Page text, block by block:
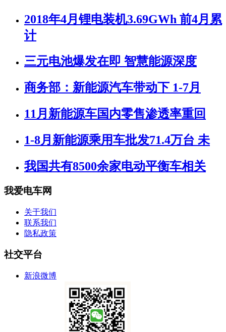
2018年4月锂电装机3.69GWh 前4月累
计
三元电池爆发在即 智慧能源深度
商务部：新能源汽车带动下 1-7月
11月新能源车国内零售渗透率重回
1-8月新能源乘用车批发71.4万台 未
我国共有8500余家电动平衡车相关
我爱电车网
关于我们
联系我们
隐私政策
社交平台
新浪微博